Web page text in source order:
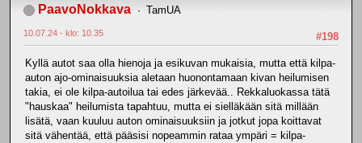
PaavoNokkava TamUA
#198
10.07.24 - klo: 10.35
Kyllä autot saa olla hienoja ja esikuvan mukaisia, mutta että kilpa-
auton ajo-ominaisuuksia aletaan huonontamaan kivan heilumisen
takia, ei ole kilpa-autoilua tai edes järkevää.. Rekkaluokassa tätä
"hauskaa" heilumista tapahtuu, mutta ei sielläkään sitä millään
lisätä, vaan kuuluu auton ominaisuuksiin ja jotkut jopa koittavat
sitä vähentää, että pääsisi nopeammin rataa ympäri = kilpa-